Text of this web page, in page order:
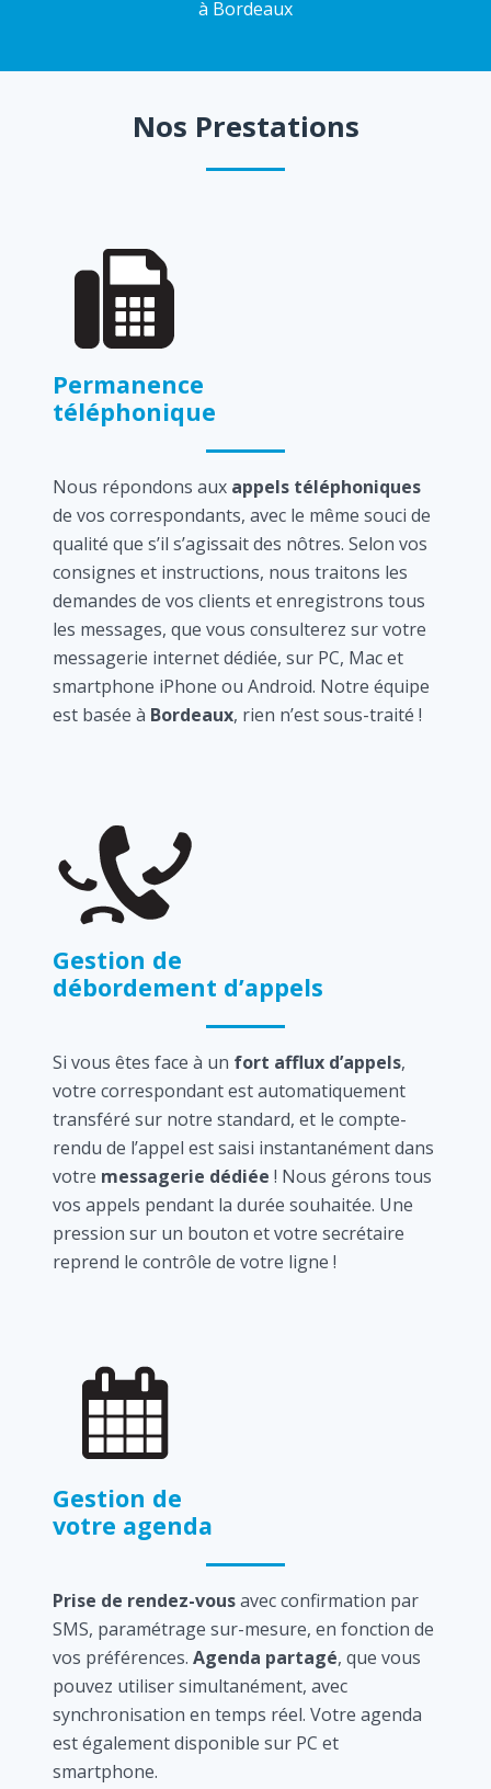
à Bordeaux
Nos Prestations
Permanence
téléphonique
Nous répondons aux appels téléphoniques
de vos correspondants, avec le même souci de
qualité que s’il s’agissait des nôtres. Selon vos
consignes et instructions, nous traitons les
demandes de vos clients et enregistrons tous
les messages, que vous consulterez sur votre
messagerie internet dédiée, sur PC, Mac et
smartphone iPhone ou Android. Notre équipe
est basée à Bordeaux, rien n’est sous-traité !
Gestion de
débordement d’appels
Si vous êtes face à un fort afflux d’appels,
votre correspondant est automatiquement
transféré sur notre standard, et le compte-
rendu de l’appel est saisi instantanément dans
votre messagerie dédiée ! Nous gérons tous
vos appels pendant la durée souhaitée. Une
pression sur un bouton et votre secrétaire
reprend le contrôle de votre ligne !
Gestion de
votre agenda
Prise de rendez-vousavec confirmation par
SMS, paramétrage sur-mesure, en fonction de
vos préférences. Agenda partagé, que vous
pouvez utiliser simultanément, avec
synchronisation en temps réel. Votre agenda
est également disponible sur PC et
smartphone.